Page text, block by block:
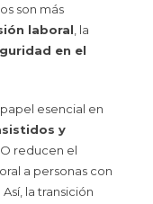
son más
laboral , la
en el
esencial en
y
reducen el
a personas con
la transición